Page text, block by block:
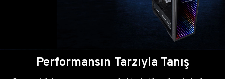
Performansın Tarzıyla Tanış